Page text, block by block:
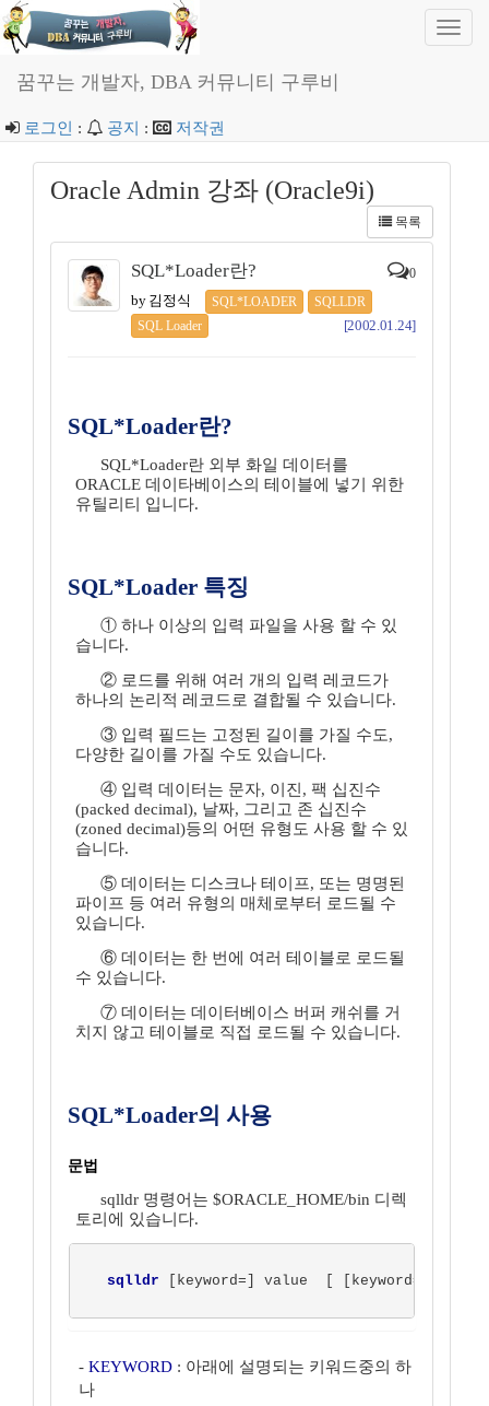
꿈꾸는 개발자, DBA 커뮤니티 구루비
로그인 : 공지 : 저작권
Oracle Admin 강좌 (Oracle9i)
목록
SQL*Loader란? 0
by 김정식 SQL*LOADER
SQLLDR
SQL Loader
[2002.01.24]
SQL*Loader란?
SQL*Loader란 외부 화일 데이터를
ORACLE 데이타베이스의 테이블에 넣기 위한
유틸리티 입니다.
SQL*Loader 특징
① 하나 이상의 입력 파일을 사용 할 수 있
습니다.
② 로드를 위해 여러 개의 입력 레코드가
하나의 논리적 레코드로 결합될 수 있습니다.
③ 입력 필드는 고정된 길이를 가질 수도,
다양한 길이를 가질 수도 있습니다.
④ 입력 데이터는 문자, 이진, 팩 십진수
(packed decimal), 날짜, 그리고 존 십진수
(zoned decimal)등의 어떤 유형도 사용 할 수 있
습니다.
⑤ 데이터는 디스크나 테이프, 또는 명명된
파이프 등 여러 유형의 매체로부터 로드될 수
있습니다.
⑥ 데이터는 한 번에 여러 테이블로 로드될
수 있습니다.
⑦ 데이터는 데이터베이스 버퍼 캐쉬를 거
치지 않고 테이블로 직접 로드될 수 있습니다.
SQL*Loader의 사용
문법
sqlldr 명령어는 $ORACLE_HOME/bin 디렉
토리에 있습니다.
sqlldr [keyword=] value  [ [keyword=]
- KEYWORD : 아래에 설명되는 키워드중의 하
나